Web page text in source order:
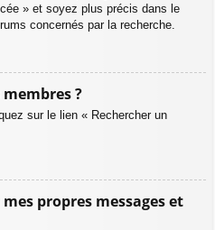
» et soyez plus précis dans le
concernés par la recherche.
?
sur le lien « Rechercher un
propres messages et